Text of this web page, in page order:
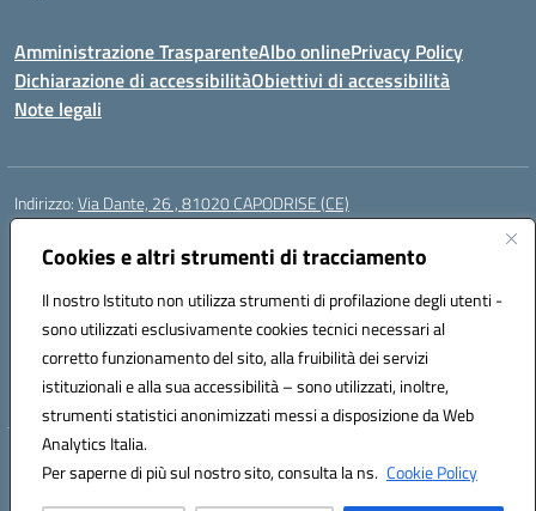
Cookies e altri strumenti di tracciamento
Il nostro Istituto non utilizza strumenti di profilazione degli utenti -
sono utilizzati esclusivamente cookies tecnici necessari al
corretto funzionamento del sito, alla fruibilità dei servizi
istituzionali e alla sua accessibilità – sono utilizzati, inoltre,
strumenti statistici anonimizzati messi a disposizione da Web
Analytics Italia.
Per saperne di più sul nostro sito, consulta la ns. Cookie Policy
Amministrazione TrasparenteAlbo onlinePrivacy Policy
Dichiarazione di accessibilitàObiettivi di accessibilità
Note legali
Indirizzo:Via Dante, 26 , 81020 CAPODRISE (CE)
Centralino:
Posta elettronica certificata (PEC):CEIC83000V@pec.istruzione.it
Codice fiscale: 80103200616
Codice meccanografico:CEIC83000V
Codice Indice delle Pubbliche Amministrazioni (IPA): istsc_ceic83000v
Codice unico di fatturazione (CUF): UFO76N
Hosting & Powered by 3D Solution S.r.l.
Concept & Design by Designers Italia